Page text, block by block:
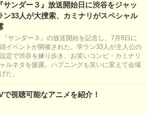
サンダー３』放送開始日に渋谷をジャッ
ン33人が大捜索、カミナリがスペシャル
サンダー３』の放送開始を記念し、7月8日に
イベントが開催された。学ラン33人が主人公の
定で渋谷を練り歩き、お笑いコンビ・カミナリ
ルネタを披露。ハプニングも笑いに変えて会場
た。
で視聴可能なアニメを紹介！